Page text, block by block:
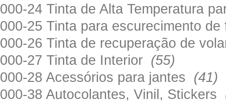
000-24 Tinta de Alta Temperatura
000-25 Tinta para escurecimento
000-26 Tinta de recuperação de
000-27 Tinta de Interior (55)
000-28 Acessórios para jantes (41)
000-38 Autocolantes, Vinil, Stickers